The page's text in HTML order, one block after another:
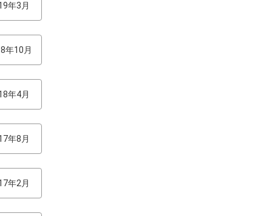
年3月
年10月
年4月
年8月
年2月